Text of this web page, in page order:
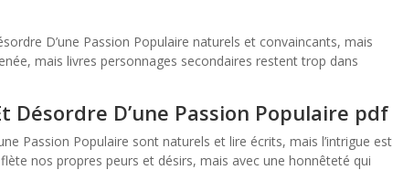
D’une Passion Populaire naturels et convaincants, mais
mais livres personnages secondaires restent trop dans
Désordre D’une Passion Populaire pdf
Passion Populaire sont naturels et lire écrits, mais l’intrigue est
nos propres peurs et désirs, mais avec une honnêteté qui